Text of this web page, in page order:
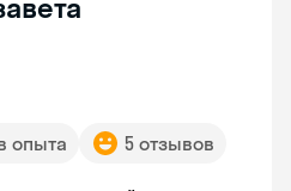
опыта 5 отзывов